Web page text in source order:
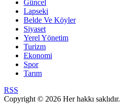
Güncel
Lapseki
Belde Ve Köyler
Siyaset
Yerel Yönetim
Turizm
Ekonomi
Spor
Tarım
RSS
Copyright © 2026 Her hakkı saklıdır.